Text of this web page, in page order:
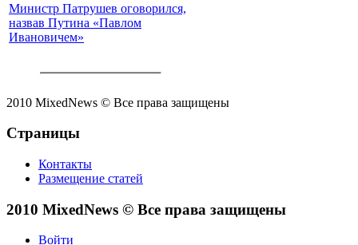
Министр Патрушев оговорился,
назвав Путина «Павлом
Ивановичем»
2010 MixedNews © Все права защищены
Страницы
Контакты
Размещение статей
2010 MixedNews © Все права защищены
Войти